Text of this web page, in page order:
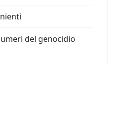
del genocidio